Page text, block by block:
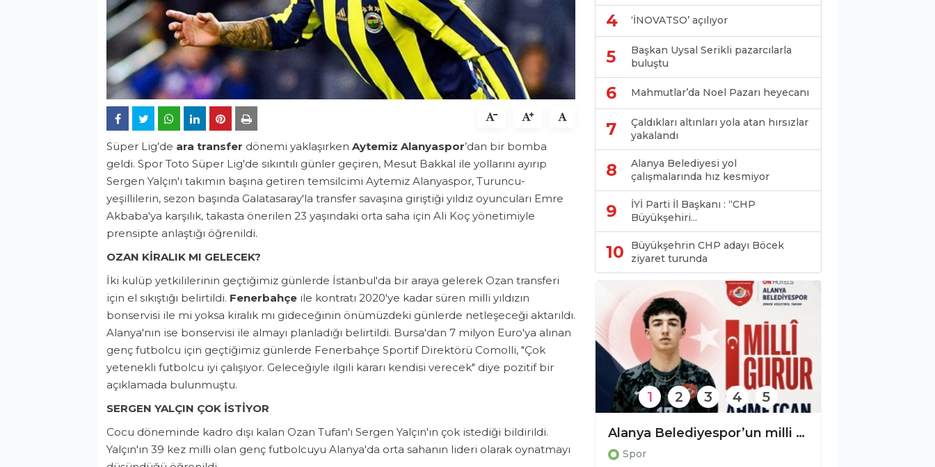
Süper Lig’de ara transfer dönemi yaklaşırken Aytemiz Alanyaspor’dan bir bomba
geldi. Spor Toto Süper Lig'de sıkıntılı günler geçiren, Mesut Bakkal ile yollarını ayırıp
Sergen Yalçın'ı takımın başına getiren temsilcimi Aytemiz Alanyaspor, Turuncu-
yeşillilerin, sezon başında Galatasaray'la transfer savaşına giriştiği yıldız oyuncuları Emre
Akbaba'ya karşılık, takasta önerilen 23 yaşındaki orta saha için Ali Koç yönetimiyle
prensipte anlaştığı öğrenildi.
OZAN KİRALIK MI GELECEK?
İki kulüp yetkililerinin geçtiğimiz günlerde İstanbul'da bir araya gelerek Ozan transferi
için el sıkıştığı belirtildi. Fenerbahçe ile kontratı 2020'ye kadar süren milli yıldızın
bonservisi ile mi yoksa kiralık mı gideceğinin önümüzdeki günlerde netleşeceği aktarıldı.
Alanya'nın ise bonservisi ile almayı planladığı belirtildi. Bursa'dan 7 milyon Euro'ya alınan
genç futbolcu için geçtiğimiz günlerde Fenerbahçe Sportif Direktörü Comolli, "Çok
yetenekli futbolcu iyi çalışıyor. Geleceğiyle ilgili kararı kendisi verecek" diye pozitif bir
açıklamada bulunmuştu.
SERGEN YALÇIN ÇOK İSTİYOR
Cocu döneminde kadro dışı kalan Ozan Tufan'ı Sergen Yalçın'ın çok istediği bildirildi.
Yalçın'ın 39 kez milli olan genç futbolcuyu Alanya'da orta sahanın lideri olarak oynatmayı
4 ‘İNOVATSO’ açılıyor
5
Başkan Uysal Serikli pazarcılarla
buluştu
6 Mahmutlar’da Noel Pazarı heyecanı
7
Çaldıkları altınları yola atan hırsızlar
yakalandı
8
Alanya Belediyesi yol
çalışmalarında hız kesmiyor
9
İYİ Parti İl Başkanı : “CHP
Büyükşehiri...
10
Büyükşehrin CHP adayı Böcek
ziyaret turunda
Spor Spor
1 2 3 4 5